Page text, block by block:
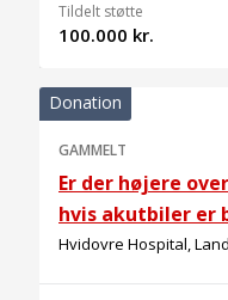
Tildelt støtte
100.000 kr.
Donation
GAMMELT
Er der højere
hvis akutbiler er
Hvidovre Hospital,